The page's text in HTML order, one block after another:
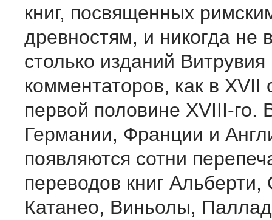
книг, посвященных
древностям, и никогда не
столько изданий Витрувия
комментаторов, как в XVII
первой половине XVIII-го.
Германии, Франции и
появляются сотни
переводов книг Альберти,
Катанео, Виньолы,